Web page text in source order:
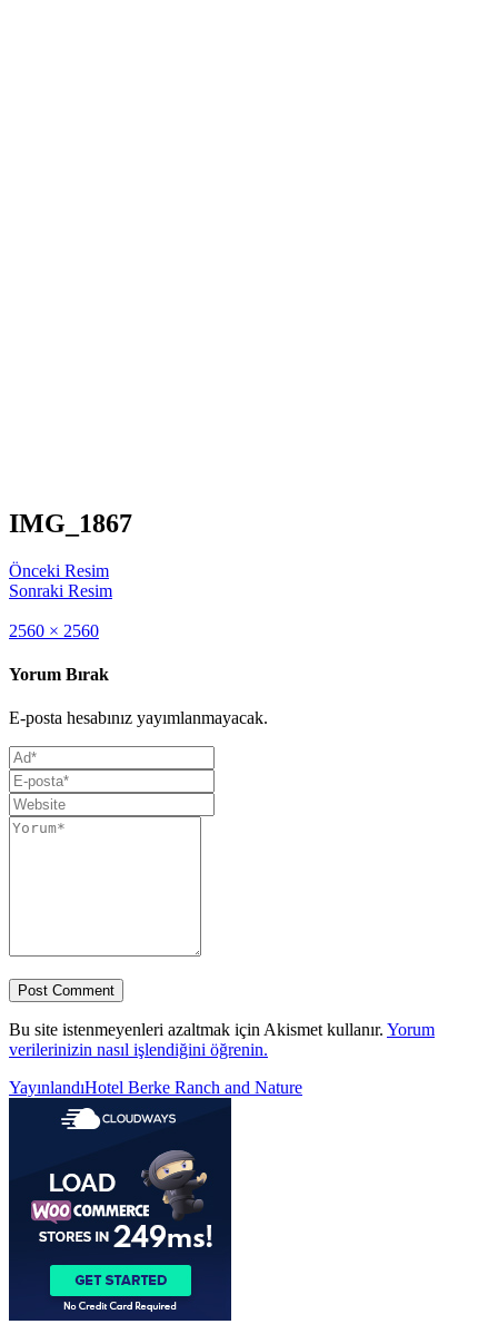
IMG_1867
Önceki Resim
Sonraki Resim
Full
2560 × 2560
Yorum Bırak
E-posta hesabınız yayımlanmayacak.
Bu site istenmeyenleri azaltmak için Akismet kullanır. Yorum
verilerinizin nasıl işlendiğini öğrenin.
Yazı
gezinmesi
YayınlandıHotel Berke Ranch and Nature